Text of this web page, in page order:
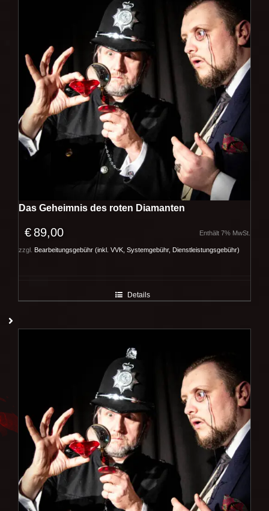
Das Geheimnis des roten Diamanten
€ 89,00 Enthält 7% MwSt.
zzgl. Bearbeitungsgebühr (inkl. VVK, Systemgebühr, Dienstleistungsgebühr)
Details